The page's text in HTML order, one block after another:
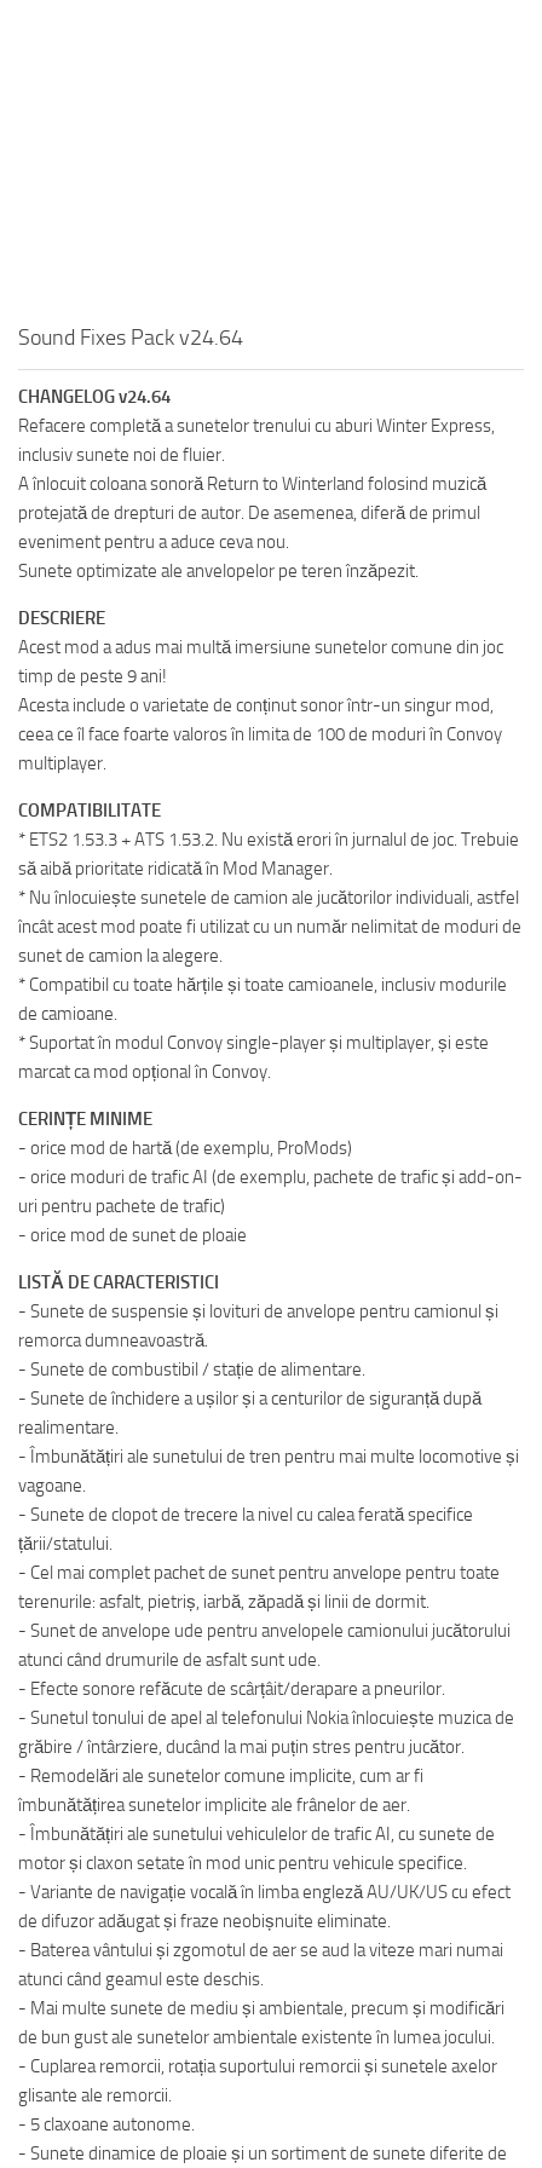
Sound Fixes Pack v24.64
CHANGELOG v24.64
Refacere completă a sunetelor trenului cu aburi Winter Express,
inclusiv sunete noi de fluier.
A înlocuit coloana sonoră Return to Winterland folosind muzică
protejată de drepturi de autor. De asemenea, diferă de primul
eveniment pentru a aduce ceva nou.
Sunete optimizate ale anvelopelor pe teren înzăpezit.
DESCRIERE
Acest mod a adus mai multă imersiune sunetelor comune din joc
timp de peste 9 ani!
Acesta include o varietate de conținut sonor într-un singur mod,
ceea ce îl face foarte valoros în limita de 100 de moduri în Convoy
multiplayer.
COMPATIBILITATE
* ETS2 1.53.3 + ATS 1.53.2. Nu există erori în jurnalul de joc. Trebuie
să aibă prioritate ridicată în Mod Manager.
* Nu înlocuiește sunetele de camion ale jucătorilor individuali, astfel
încât acest mod poate fi utilizat cu un număr nelimitat de moduri de
sunet de camion la alegere.
* Compatibil cu toate hărțile și toate camioanele, inclusiv modurile
de camioane.
* Suportat în modul Convoy single-player și multiplayer, și este
marcat ca mod opțional în Convoy.
CERINȚE MINIME
- orice mod de hartă (de exemplu, ProMods)
- orice moduri de trafic AI (de exemplu, pachete de trafic și add-on-
uri pentru pachete de trafic)
- orice mod de sunet de ploaie
LISTĂ DE CARACTERISTICI
- Sunete de suspensie și lovituri de anvelope pentru camionul și
remorca dumneavoastră.
- Sunete de combustibil / stație de alimentare.
- Sunete de închidere a ușilor și a centurilor de siguranță după
realimentare.
- Îmbunătățiri ale sunetului de tren pentru mai multe locomotive și
vagoane.
- Sunete de clopot de trecere la nivel cu calea ferată specifice
țării/statului.
- Cel mai complet pachet de sunet pentru anvelope pentru toate
terenurile: asfalt, pietriș, iarbă, zăpadă și linii de dormit.
- Sunet de anvelope ude pentru anvelopele camionului jucătorului
atunci când drumurile de asfalt sunt ude.
- Efecte sonore refăcute de scârțâit/derapare a pneurilor.
- Sunetul tonului de apel al telefonului Nokia înlocuiește muzica de
grăbire / întârziere, ducând la mai puțin stres pentru jucător.
- Remodelări ale sunetelor comune implicite, cum ar fi
îmbunătățirea sunetelor implicite ale frânelor de aer.
- Îmbunătățiri ale sunetului vehiculelor de trafic AI, cu sunete de
motor și claxon setate în mod unic pentru vehicule specifice.
- Variante de navigație vocală în limba engleză AU/UK/US cu efect
de difuzor adăugat și fraze neobișnuite eliminate.
- Baterea vântului și zgomotul de aer se aud la viteze mari numai
atunci când geamul este deschis.
- Mai multe sunete de mediu și ambientale, precum și modificări
de bun gust ale sunetelor ambientale existente în lumea jocului.
- Cuplarea remorcii, rotația suportului remorcii și sunetele axelor
glisante ale remorcii.
- 5 claxoane autonome.
- Sunete dinamice de ploaie și un sortiment de sunete diferite de